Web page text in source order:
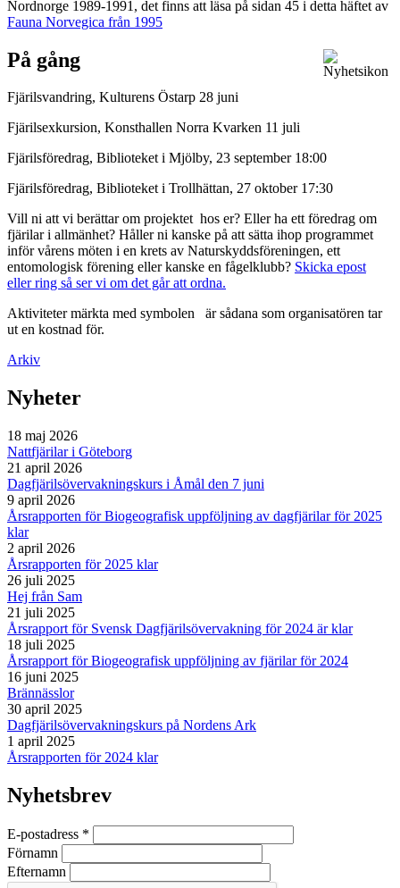
Nordnorge 1989-1991, det finns att läsa på sidan 45 i detta häftet av
Fauna Norvegica från 1995
På gång
Fjärilsvandring, Kulturens Östarp 28 juni
Fjärilsexkursion, Konsthallen Norra Kvarken 11 juli
Fjärilsföredrag, Biblioteket i Mjölby, 23 september 18:00
Fjärilsföredrag, Biblioteket i Trollhättan, 27 oktober 17:30
Vill ni att vi berättar om projektet hos er? Eller ha ett föredrag om
fjärilar i allmänhet? Håller ni kanske på att sätta ihop programmet
inför vårens möten i en krets av Naturskyddsföreningen, ett
entomologisk förening eller kanske en fågelklubb? Skicka epost
eller ring så ser vi om det går att ordna.
Aktiviteter märkta med symbolen
är sådana som organisatören tar
ut en kostnad för.
Arkiv
Nyheter
18 maj 2026
Nattfjärilar i Göteborg
21 april 2026
Dagfjärilsövervakningskurs i Åmål den 7 juni
9 april 2026
Årsrapporten för Biogeografisk uppföljning av dagfjärilar för 2025
klar
2 april 2026
Årsrapporten för 2025 klar
26 juli 2025
Hej från Sam
21 juli 2025
Årsrapport för Svensk Dagfjärilsövervakning för 2024 är klar
18 juli 2025
Årsrapport för Biogeografisk uppföljning av fjärilar för 2024
16 juni 2025
Brännässlor
30 april 2025
Dagfjärilsövervakningskurs på Nordens Ark
1 april 2025
Årsrapporten för 2024 klar
Nyhetsbrev
E-postadress *
Förnamn
Efternamn